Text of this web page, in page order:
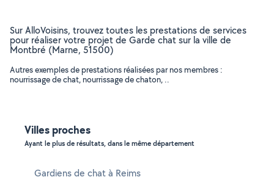
Sur AlloVoisins, trouvez toutes les prestations de services
pour réaliser votre projet de Garde chat sur la ville de
Montbré (Marne, 51500)
Autres exemples de prestations réalisées par nos membres :
nourrissage de chat, nourrissage de chaton, ..
Villes proches
Ayant le plus de résultats, dans le même département
Gardiens de chat à Reims